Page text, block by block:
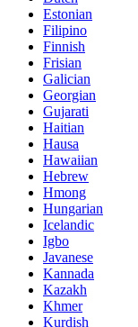
Estonian
Filipino
Finnish
Frisian
Galician
Georgian
Gujarati
Haitian
Hausa
Hawaiian
Hebrew
Hmong
Hungarian
Icelandic
Igbo
Javanese
Kannada
Kazakh
Khmer
Kurdish